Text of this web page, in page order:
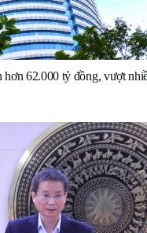
62.000 tỷ đồng, vượt